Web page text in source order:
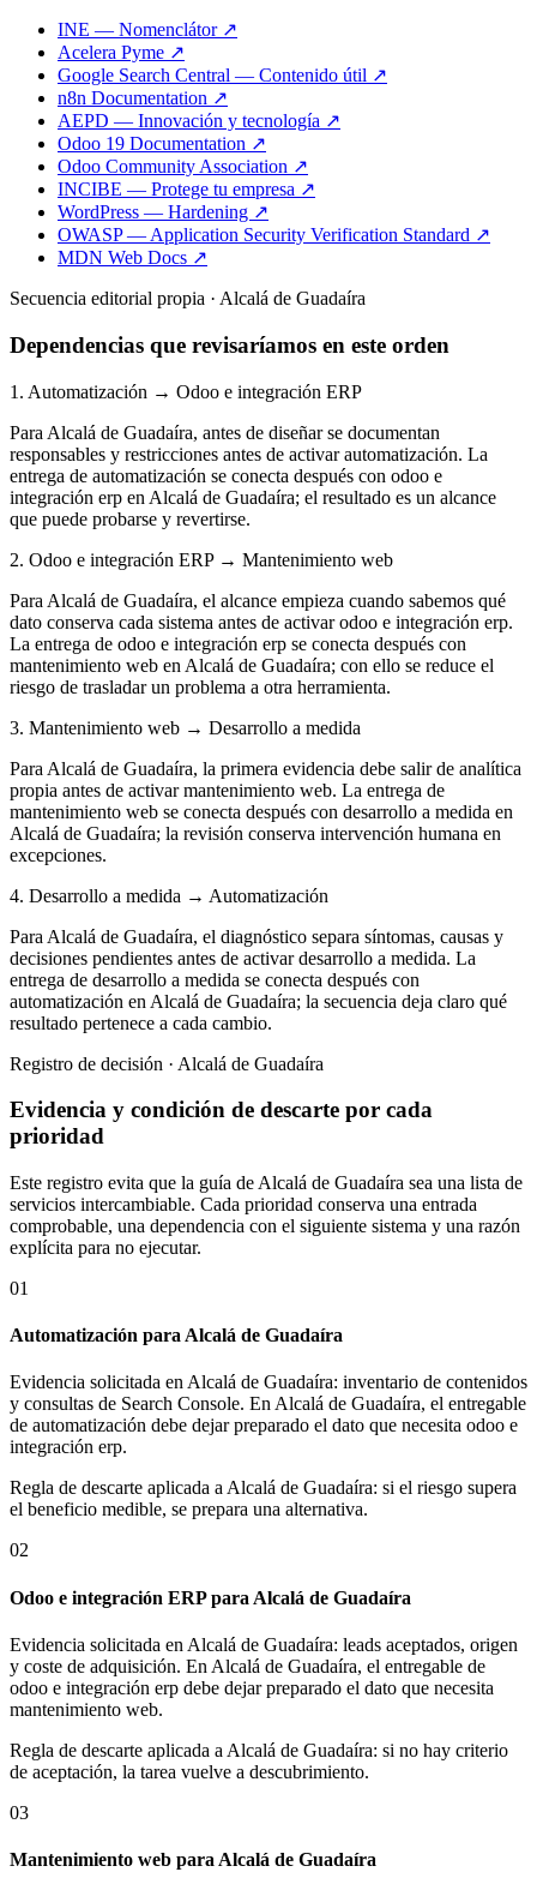
INE — Nomenclátor ↗
Acelera Pyme ↗
Google Search Central — Contenido útil ↗
n8n Documentation ↗
AEPD — Innovación y tecnología ↗
Odoo 19 Documentation ↗
Odoo Community Association ↗
INCIBE — Protege tu empresa ↗
WordPress — Hardening ↗
OWASP — Application Security Verification Standard ↗
MDN Web Docs ↗
Secuencia editorial propia · Alcalá de Guadaíra
Dependencias que revisaríamos en este orden
1. Automatización → Odoo e integración ERP
Para Alcalá de Guadaíra, antes de diseñar se documentan
responsables y restricciones antes de activar automatización. La
entrega de automatización se conecta después con odoo e
integración erp en Alcalá de Guadaíra; el resultado es un alcance
que puede probarse y revertirse.
2. Odoo e integración ERP → Mantenimiento web
Para Alcalá de Guadaíra, el alcance empieza cuando sabemos qué
dato conserva cada sistema antes de activar odoo e integración erp.
La entrega de odoo e integración erp se conecta después con
mantenimiento web en Alcalá de Guadaíra; con ello se reduce el
riesgo de trasladar un problema a otra herramienta.
3. Mantenimiento web → Desarrollo a medida
Para Alcalá de Guadaíra, la primera evidencia debe salir de analítica
propia antes de activar mantenimiento web. La entrega de
mantenimiento web se conecta después con desarrollo a medida en
Alcalá de Guadaíra; la revisión conserva intervención humana en
excepciones.
4. Desarrollo a medida → Automatización
Para Alcalá de Guadaíra, el diagnóstico separa síntomas, causas y
decisiones pendientes antes de activar desarrollo a medida. La
entrega de desarrollo a medida se conecta después con
automatización en Alcalá de Guadaíra; la secuencia deja claro qué
resultado pertenece a cada cambio.
Registro de decisión · Alcalá de Guadaíra
Evidencia y condición de descarte por cada
prioridad
Este registro evita que la guía de Alcalá de Guadaíra sea una lista de
servicios intercambiable. Cada prioridad conserva una entrada
comprobable, una dependencia con el siguiente sistema y una razón
explícita para no ejecutar.
01
Automatización para Alcalá de Guadaíra
Evidencia solicitada en Alcalá de Guadaíra: inventario de contenidos
y consultas de Search Console. En Alcalá de Guadaíra, el entregable
de automatización debe dejar preparado el dato que necesita odoo e
integración erp.
Regla de descarte aplicada a Alcalá de Guadaíra: si el riesgo supera
el beneficio medible, se prepara una alternativa.
02
Odoo e integración ERP para Alcalá de Guadaíra
Evidencia solicitada en Alcalá de Guadaíra: leads aceptados, origen
y coste de adquisición. En Alcalá de Guadaíra, el entregable de
odoo e integración erp debe dejar preparado el dato que necesita
mantenimiento web.
Regla de descarte aplicada a Alcalá de Guadaíra: si no hay criterio
de aceptación, la tarea vuelve a descubrimiento.
03
Mantenimiento web para Alcalá de Guadaíra